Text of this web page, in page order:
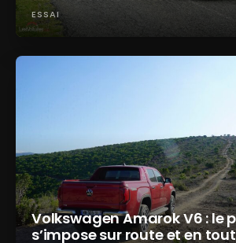
ESSAI
Volkswagen Amarok V6 : le
s’impose sur route et en